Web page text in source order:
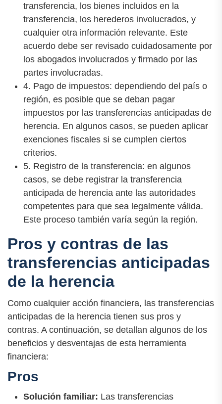
transferencia, los bienes incluidos en la
transferencia, los herederos involucrados, y
cualquier otra información relevante. Este
acuerdo debe ser revisado cuidadosamente por
los abogados involucrados y firmado por las
partes involucradas.
4. Pago de impuestos: dependiendo del país o
región, es posible que se deban pagar
impuestos por las transferencias anticipadas de
herencia. En algunos casos, se pueden aplicar
exenciones fiscales si se cumplen ciertos
criterios.
5. Registro de la transferencia: en algunos
casos, se debe registrar la transferencia
anticipada de herencia ante las autoridades
competentes para que sea legalmente válida.
Este proceso también varía según la región.
Pros y contras de las
transferencias anticipadas
de la herencia
Como cualquier acción financiera, las transferencias
anticipadas de la herencia tienen sus pros y
contras. A continuación, se detallan algunos de los
beneficios y desventajas de esta herramienta
financiera:
Pros
Solución familiar: Las transferencias